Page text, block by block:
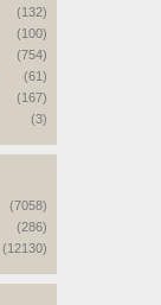
(132)
(100)
(754)
(61)
(167)
(3)
(7058)
(286)
(12130)